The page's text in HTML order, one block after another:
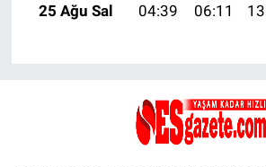
25 Ağu Sal
04:39 06:11